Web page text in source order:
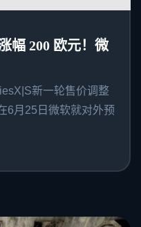
幅 200 欧元！微
新一轮售价调整
6月25日微软就对外预